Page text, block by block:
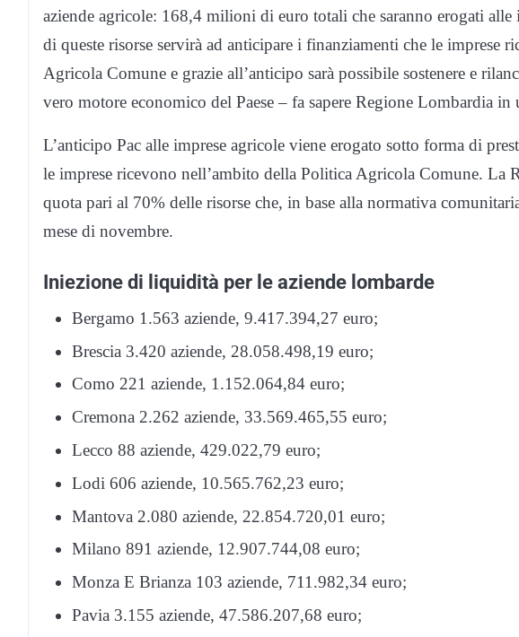
aziende agricole: 168,4 milioni di euro totali che saranno erogati
di queste risorse servirà ad anticipare i finanziamenti che le imprese
Agricola Comune e grazie all’anticipo sarà possibile sostenere e
vero motore economico del Paese – fa sapere Regione Lombardia in
L’anticipo Pac alle imprese agricole viene erogato sotto forma di
le imprese ricevono nell’ambito della Politica Agricola Comune. La
quota pari al 70% delle risorse che, in base alla normativa
mese di novembre.
Iniezione di liquidità per le aziende lombarde
Bergamo 1.563 aziende, 9.417.394,27 euro;
Brescia 3.420 aziende, 28.058.498,19 euro;
Como 221 aziende, 1.152.064,84 euro;
Cremona 2.262 aziende, 33.569.465,55 euro;
Lecco 88 aziende, 429.022,79 euro;
Lodi 606 aziende, 10.565.762,23 euro;
Mantova 2.080 aziende, 22.854.720,01 euro;
Milano 891 aziende, 12.907.744,08 euro;
Monza E Brianza 103 aziende, 711.982,34 euro;
Pavia 3.155 aziende, 47.586.207,68 euro;